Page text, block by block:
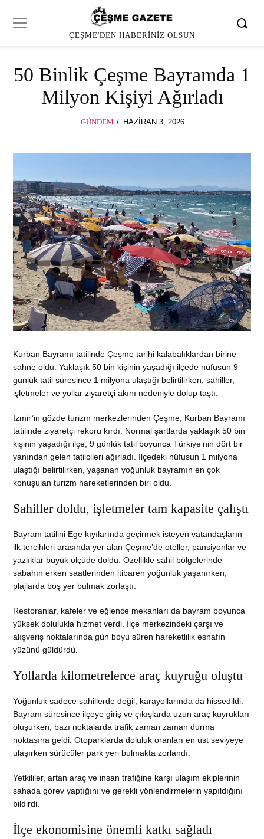
ÇEŞME'DEN HABERINIZ OLSUN
50 Binlik Çeşme Bayramda 1
Milyon Kişiyi Ağırladı
GÜNDEM
POSTED
HAZIRAN 3, 2026
Kurban Bayramı tatilinde Çeşme tarihi kalabalıklardan birine
sahne oldu. Yaklaşık 50 bin kişinin yaşadığı ilçede nüfusun 9
günlük tatil süresince 1 milyona ulaştığı belirtilirken, sahiller,
işletmeler ve yollar ziyaretçi akını nedeniyle dolup taştı.
İzmir’in gözde turizm merkezlerinden Çeşme, Kurban Bayramı
tatilinde ziyaretçi rekoru kırdı. Normal şartlarda yaklaşık 50 bin
kişinin yaşadığı ilçe, 9 günlük tatil boyunca Türkiye’nin dört bir
yanından gelen tatilcileri ağırladı. İlçedeki nüfusun 1 milyona
ulaştığı belirtilirken, yaşanan yoğunluk bayramın en çok
konuşulan turizm hareketlerinden biri oldu.
Sahiller doldu, işletmeler tam kapasite çalıştı
Bayram tatilini Ege kıyılarında geçirmek isteyen vatandaşların
ilk tercihleri arasında yer alan Çeşme’de oteller, pansiyonlar ve
yazlıklar büyük ölçüde doldu. Özellikle sahil bölgelerinde
sabahın erken saatlerinden itibaren yoğunluk yaşanırken,
plajlarda boş yer bulmak zorlaştı.
Restoranlar, kafeler ve eğlence mekanları da bayram boyunca
yüksek dolulukla hizmet verdi. İlçe merkezindeki çarşı ve
alışveriş noktalarında gün boyu süren hareketlilik esnafın
yüzünü güldürdü.
Yollarda kilometrelerce araç kuyruğu oluştu
Yoğunluk sadece sahillerde değil, karayollarında da hissedildi.
Bayram süresince ilçeye giriş ve çıkışlarda uzun araç kuyrukları
oluşurken, bazı noktalarda trafik zaman zaman durma
noktasına geldi. Otoparklarda doluluk oranları en üst seviyeye
ulaşırken sürücüler park yeri bulmakta zorlandı.
Yetkililer, artan araç ve insan trafiğine karşı ulaşım ekiplerinin
sahada görev yaptığını ve gerekli yönlendirmelerin yapıldığını
bildirdi.
İlçe ekonomisine önemli katkı sağladı